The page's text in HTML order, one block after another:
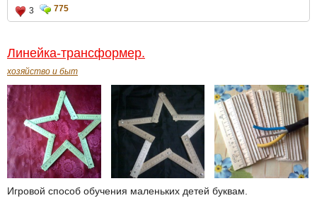
3
775
Линейка-трансформер.
хозяйство и быт
Игровой способ обучения маленьких детей буквам.